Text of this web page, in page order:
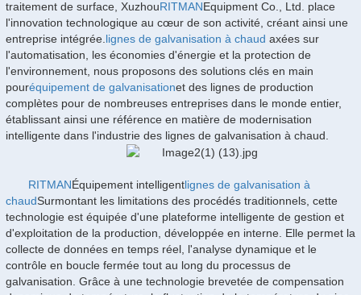
traitement de surface, XuzhouRITMANEquipment Co., Ltd. place
l'innovation technologique au cœur de son activité, créant ainsi une
entreprise intégrée. lignes de galvanisation à chaud axées sur
l'automatisation, les économies d'énergie et la protection de
l'environnement, nous proposons des solutions clés en main
pouréquipement de galvanisationet des lignes de production
complètes pour de nombreuses entreprises dans le monde entier,
établissant ainsi une référence en matière de modernisation
intelligente dans l'industrie des lignes de galvanisation à chaud.
RITMANÉquipement intelligentlignes de galvanisation à
chaudSurmontant les limitations des procédés traditionnels, cette
technologie est équipée d'une plateforme intelligente de gestion et
d'exploitation de la production, développée en interne. Elle permet la
collecte de données en temps réel, l'analyse dynamique et le
contrôle en boucle fermée tout au long du processus de
galvanisation. Grâce à une technologie brevetée de compensation